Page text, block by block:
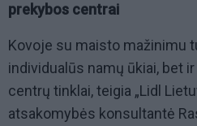
prekybos centrai
Kovoje su maisto mažinimu
individualūs namų ūkiai, bet
centrų tinklai, teigia „Lidl
atsakomybės konsultantė